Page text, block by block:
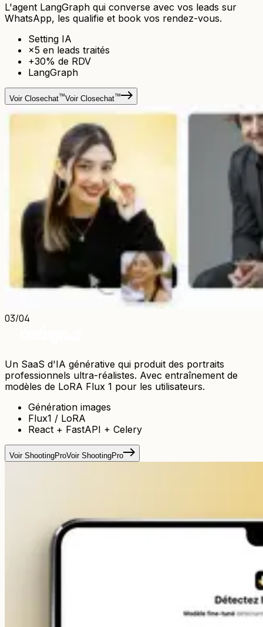
L'agent LangGraph qui converse avec vos leads sur
WhatsApp, les qualifie et book vos rendez-vous.
Setting IA
×5 en leads traités
+30% de RDV
LangGraph
Voir Closechat™Voir Closechat™
03/04
Un SaaS d'IA générative qui produit des portraits
professionnels ultra-réalistes. Avec entraînement de
modèles de LoRA Flux 1 pour les utilisateurs.
Génération images
Flux1 / LoRA
React + FastAPI + Celery
Voir ShootingProVoir ShootingPro